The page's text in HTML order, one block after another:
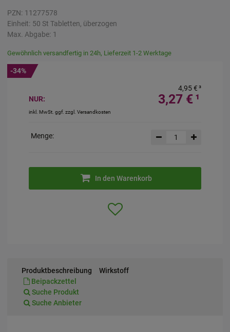
PZN: 11277578
Einheit: 50 St Tabletten, überzogen
Max. Abgabe: 1
Gewöhnlich versandfertig in 24h, Lieferzeit 1-2 Werktage
NUR: 3,27 € ¹
4,95 €³
inkl. MwSt. ggf. zzgl. Versandkosten
-34%
Menge:
In den Warenkorb
Produktbeschreibung
Wirkstoff
Beipackzettel
Suche Produkt
Suche Anbieter